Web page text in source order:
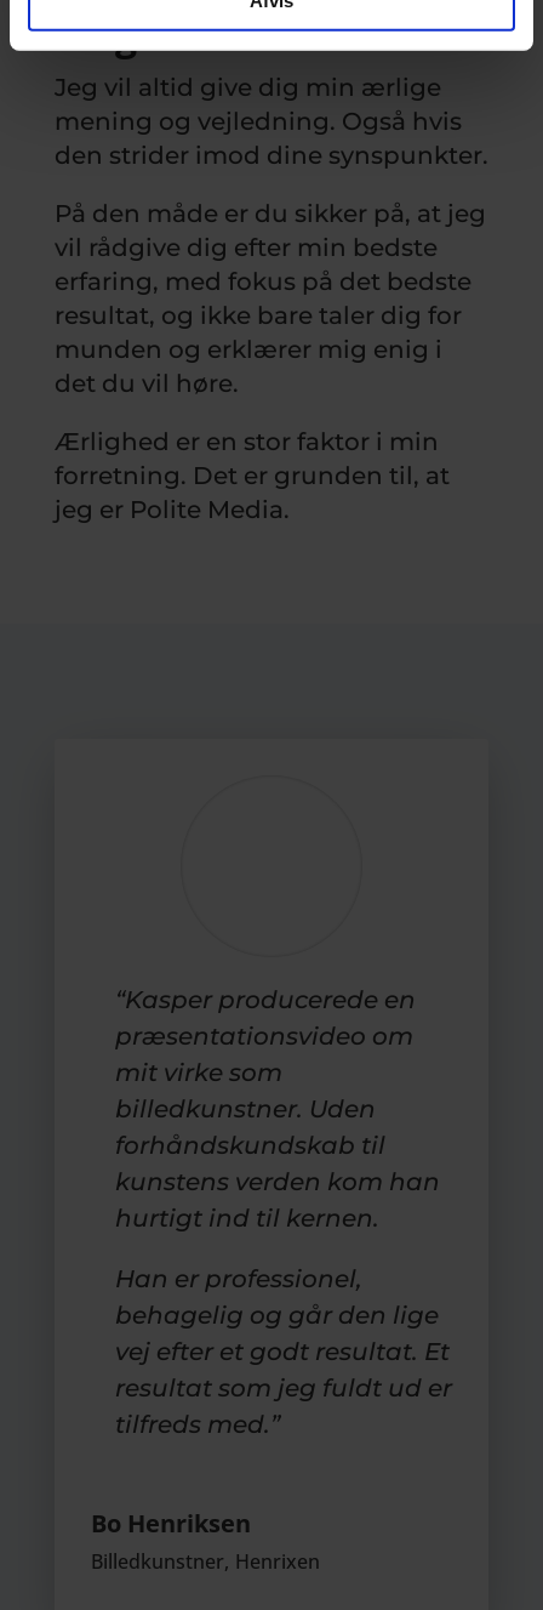
enighed
Jeg vil altid give dig min ærlige
mening og vejledning. Også hvis
den strider imod dine synspunkter.
På den måde er du sikker på, at jeg
vil rådgive dig efter min bedste
erfaring, med fokus på det bedste
resultat, og ikke bare taler dig for
munden og erklærer mig enig i
det du vil høre.
Ærlighed er en stor faktor i min
forretning. Det er grunden til, at
jeg er Polite Media.
“Kasper producerede en
præsentationsvideo om
mit virke som
billedkunstner. Uden
forhåndskundskab til
kunstens verden kom han
hurtigt ind til kernen.
Han er professionel,
behagelig og går den lige
vej efter et godt resultat. Et
resultat som jeg fuldt ud er
tilfreds med.”
Bo Henriksen
Billedkunstner, Henrixen